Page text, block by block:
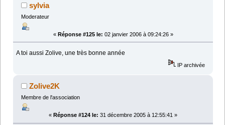
sylvia
Moderateur
« Réponse #125 le: 02 janvier 2006 à 09:24:26 »
A toi aussi Zolive, une très bonne année
IP archivée
Zolive2K
Membre de l'association
« Réponse #124 le: 31 décembre 2005 à 12:55:41 »